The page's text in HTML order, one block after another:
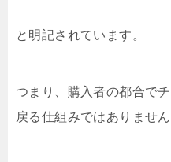
と明記されています。
つまり、購入者の都合で
戻る仕組みではありません